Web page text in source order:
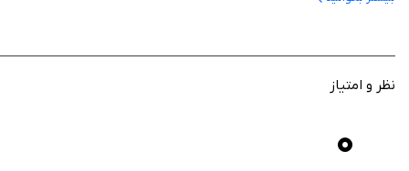
سرعت بالا در پردازش و تأیید اطلاعات هویت
افزایش امنیت در ارائه خدمات بانکی
نظر و امتیاز
0